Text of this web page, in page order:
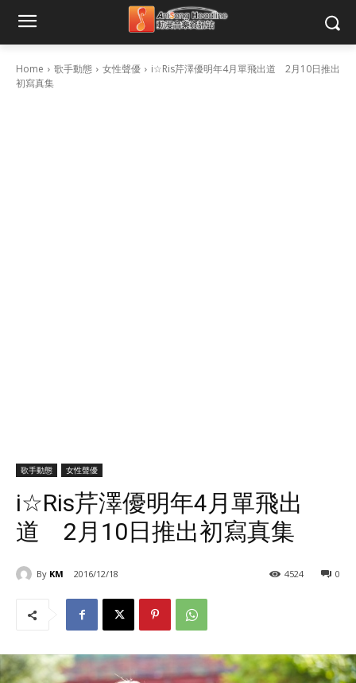
Home 歌手動態 女性聲優
i☆Ris芹澤優明年4月單飛出道 2月10日推出
初寫真集
歌手動態 女性聲優
i☆Ris芹澤優明年4月單飛出
道 2月10日推出初寫真集
By KM 2016/12/18 0
4524